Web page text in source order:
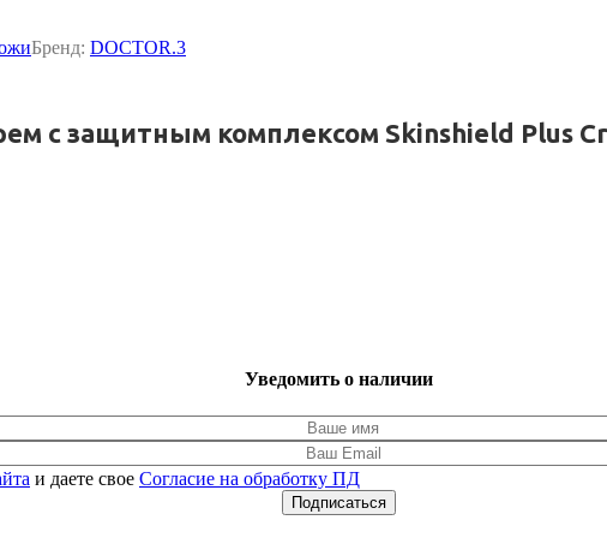
Бренд: DOCTOR.3
с защитным комплексом Skinshield Plus
Уведомить о наличии
и даете свое Согласие на обработку ПД
Подписаться